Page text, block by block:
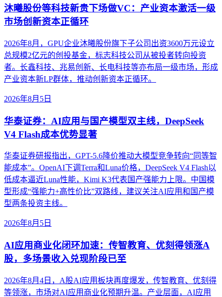
沐曦股份等科技新贵下场做VC：产业资本激活一级
市场创新资本正循环
2026年8月，GPU企业沐曦股份旗下子公司出资3600万元设立
总规模2亿元的创投基金，标志科技公司从被投者转向投资
者。长鑫科技、兆易创新、长电科技等亦布局一级市场，形成
产业资本新LP群体，推动创新资本正循环。
2026年8月5日
华泰证券：AI应用与国产模型双主线，DeepSeek
V4 Flash成本优势显著
华泰证券研报指出，GPT-5.6降价推动大模型竞争转向“同等智
能成本”。OpenAI下调Terra和Luna价格，DeepSeek V4 Flash以
低成本逼近Luna性能，Kimi K3代表国产强能力上限。中国模
型形成“强能力+高性价比”双路线，建议关注AI应用和国产模
型两条投资主线。
2026年8月5日
AI应用商业化闭环加速：传智教育、优刻得领涨A
股，多场景收入兑现阶段已至
2026年8月4日，A股AI应用板块再度爆发，传智教育、优刻得
等领涨，市场对AI应用商业化预期升温。产业层面，AI应用